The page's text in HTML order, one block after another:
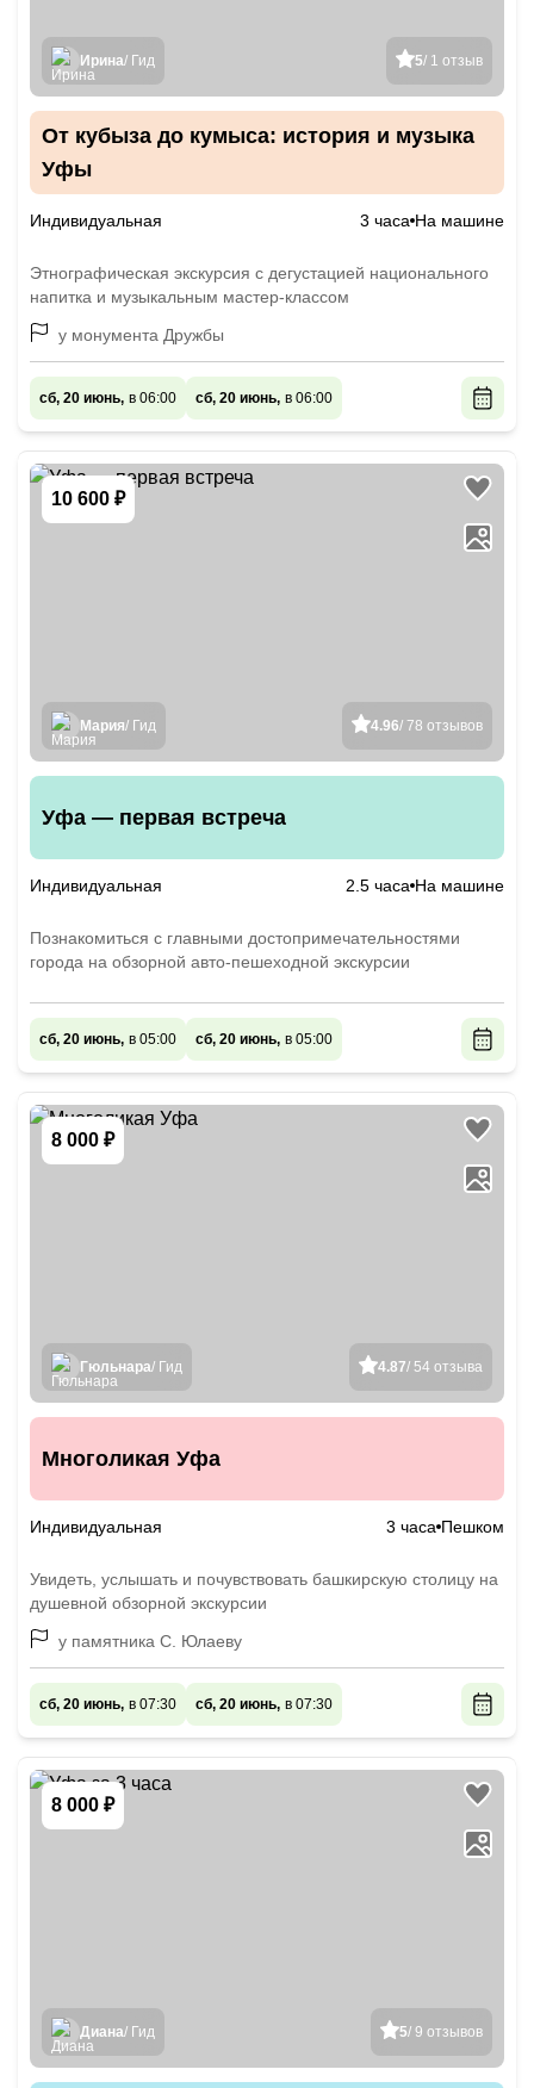
5/ 1 отзыв
Ирина/ Гид
От кубыза до кумыса: история и музыка
Уфы
Индивидуальная 3 часа На машине
Этнографическая экскурсия с дегустацией национального
напитка и музыкальным мастер-классом
у монумента Дружбы
сб, 20 июнь, в 06:00 сб, 20 июнь, в 06:00
10 600 ₽
4.96/ 78 отзывов
Мария/ Гид
Уфа — первая встреча
Индивидуальная 2.5 часа На машине
Познакомиться с главными достопримечательностями
города на обзорной авто-пешеходной экскурсии
сб, 20 июнь, в 05:00 сб, 20 июнь, в 05:00
8 000 ₽
4.87/ 54 отзыва
Гюльнара/ Гид
Многоликая Уфа
Индивидуальная 3 часа Пешком
Увидеть, услышать и почувствовать башкирскую столицу на
душевной обзорной экскурсии
у памятника С. Юлаеву
сб, 20 июнь, в 07:30 сб, 20 июнь, в 07:30
8 000 ₽
5/ 9 отзывов
Диана/ Гид